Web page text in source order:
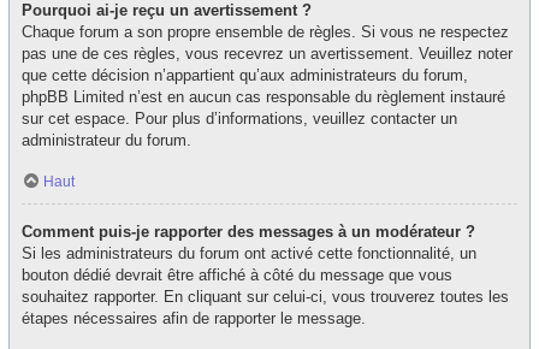
Pourquoi ai-je reçu un avertissement ?
Chaque forum a son propre ensemble de règles. Si vous ne respectez
pas une de ces règles, vous recevrez un avertissement. Veuillez noter
que cette décision n’appartient qu’aux administrateurs du forum,
phpBB Limited n’est en aucun cas responsable du règlement instauré
sur cet espace. Pour plus d’informations, veuillez contacter un
administrateur du forum.
Haut
Comment puis-je rapporter des messages à un modérateur ?
Si les administrateurs du forum ont activé cette fonctionnalité, un
bouton dédié devrait être affiché à côté du message que vous
souhaitez rapporter. En cliquant sur celui-ci, vous trouverez toutes les
étapes nécessaires afin de rapporter le message.